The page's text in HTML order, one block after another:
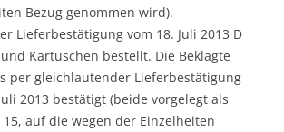
Bezug genommen wird).
Lieferbestätigung vom 18. Juli 2013 D
Kartuschen bestellt. Die Beklagte
per gleichlautender Lieferbestätigung
2013 bestätigt (beide vorgelegt als
15, auf die wegen der Einzelheiten